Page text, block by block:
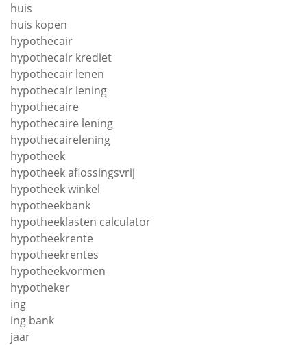
huis
huis kopen
hypothecair
hypothecair krediet
hypothecair lenen
hypothecair lening
hypothecaire
hypothecaire lening
hypothecairelening
hypotheek
hypotheek aflossingsvrij
hypotheek winkel
hypotheekbank
hypotheeklasten calculator
hypotheekrente
hypotheekrentes
hypotheekvormen
hypotheker
ing
ing bank
jaar